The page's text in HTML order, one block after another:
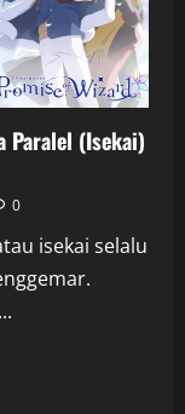
Paralel (Isekai)
0
isekai selalu